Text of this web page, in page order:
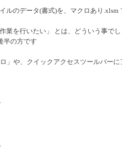
のデータ(書式)を、マクロあり.xlsm
行いたい」 とは、どういう事でし
半の方です
」や、クイックアクセスツールバー